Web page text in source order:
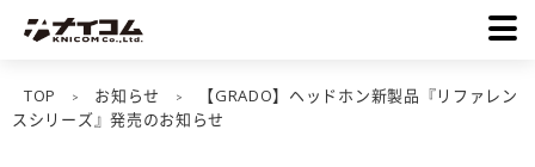
TOP > お知らせ >
【GRADO】ヘッドホン新製品『リファレン
スシリーズ』発売のお知らせ